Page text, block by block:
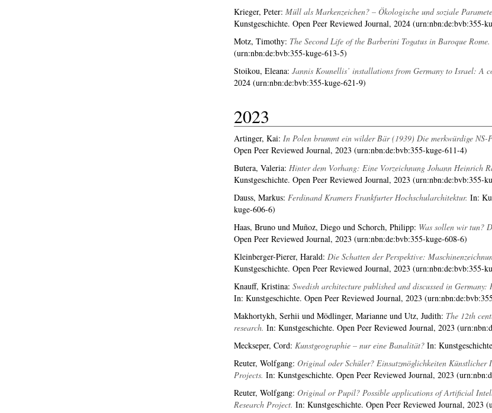
Krieger, Peter: Müll als Markenzeichen? – Ökologische und soziale
Kunstgeschichte. Open Peer Reviewed Journal, 2024 (urn:nbn:de:bvb:355-
Motz, Timothy: The Second Life of the Barberini Togatus in Baroque Rome.
(urn:nbn:de:bvb:355-kuge-613-5)
Stoikou, Eleana: Jannis Kounellis’ installations from Germany to Israel: A
2024 (urn:nbn:de:bvb:355-kuge-621-9)
2023
Artinger, Kai: In Polen brummt ein wilder Bär (1939) Die merkwürdige NS-
Open Peer Reviewed Journal, 2023 (urn:nbn:de:bvb:355-kuge-611-4)
Butera, Valeria: Hinter dem Vorhang: Eine Vorzeichnung Johann Heinrich
Kunstgeschichte. Open Peer Reviewed Journal, 2023 (urn:nbn:de:bvb:355-
Dauss, Markus: Ferdinand Kramers Frankfurter Hochschularchitektur. In:
kuge-606-6)
Haas, Brunound Muñoz, Diegound Schorch, Philipp: Was sollen wir tun?
Open Peer Reviewed Journal, 2023 (urn:nbn:de:bvb:355-kuge-608-6)
Kleinberger-Pierer, Harald: Die Schatten der Perspektive:
Kunstgeschichte. Open Peer Reviewed Journal, 2023 (urn:nbn:de:bvb:355-
Knauff, Kristina: Swedish architecture published and discussed in
In: Kunstgeschichte. Open Peer Reviewed Journal, 2023
Makhortykh, Serhiiund Mödlinger, Marianneund Utz, Judith: The 12th
research. In: Kunstgeschichte. Open Peer Reviewed Journal, 2023
Meckseper, Cord: Kunstgeographie – nur eine Banalität?In:
Reuter, Wolfgang: Original oder Schüler? Einsatzmöglichkeiten Künstlicher
Projects. In: Kunstgeschichte. Open Peer Reviewed Journal, 2023
Reuter, Wolfgang: Original or Pupil? Possible applications of Artificial
Research Project. In: Kunstgeschichte. Open Peer Reviewed Journal, 2023